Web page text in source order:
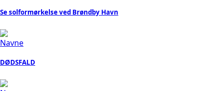
Se solformørkelse ved Brøndby Havn
Navne
DØDSFALD